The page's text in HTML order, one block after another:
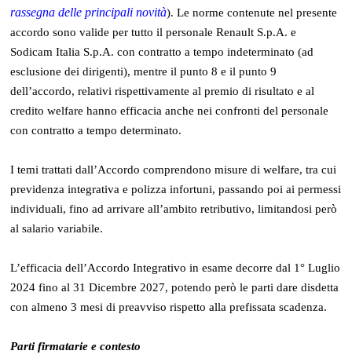
rassegna delle principali novità). Le norme contenute nel presente
accordo sono valide per tutto il personale Renault S.p.A. e
Sodicam Italia S.p.A. con contratto a tempo indeterminato (ad
esclusione dei dirigenti), mentre il punto 8 e il punto 9
dell’accordo, relativi rispettivamente al premio di risultato e al
credito welfare hanno efficacia anche nei confronti del personale
con contratto a tempo determinato.
I temi trattati dall’Accordo comprendono misure di welfare, tra cui
previdenza integrativa e polizza infortuni, passando poi ai permessi
individuali, fino ad arrivare all’ambito retributivo, limitandosi però
al salario variabile.
L’efficacia dell’Accordo Integrativo in esame decorre dal 1° Luglio
2024 fino al 31 Dicembre 2027, potendo però le parti dare disdetta
con almeno 3 mesi di preavviso rispetto alla prefissata scadenza.
Parti firmatarie e contesto